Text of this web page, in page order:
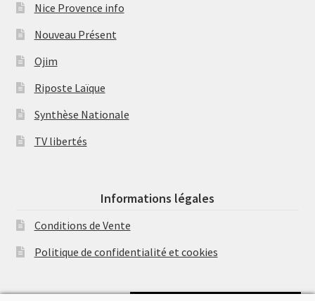
Nice Provence info
Nouveau Présent
Ojim
Riposte Laïque
Synthèse Nationale
TV libertés
Informations légales
Conditions de Vente
Politique de confidentialité et cookies